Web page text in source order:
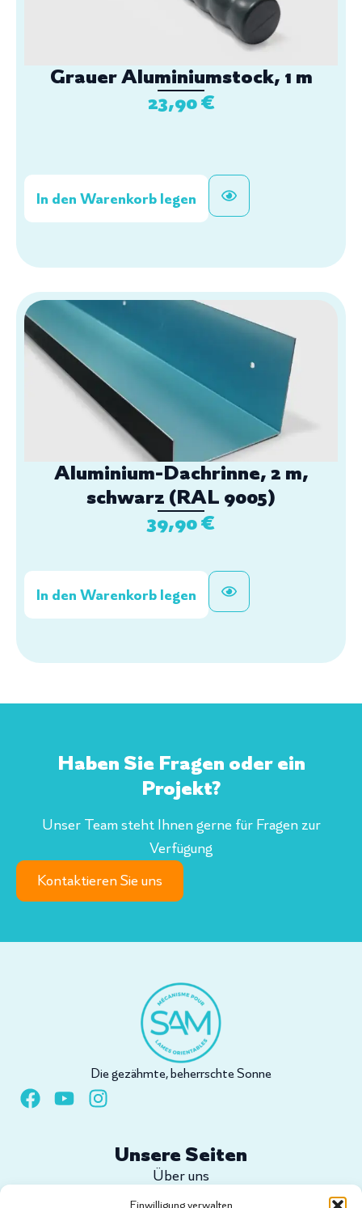
Grauer Aluminiumstock, 1 m
23,90€
In den Warenkorb legen
Aluminium-Dachrinne, 2 m,
schwarz (RAL 9005)
39,90€
In den Warenkorb legen
Haben Sie Fragen oder ein
Projekt?
Unser Team steht Ihnen gerne für Fragen zur
Verfügung
Kontaktieren Sie uns
Die gezähmte, beherrschte Sonne
Unsere Seiten
Über uns
Shop